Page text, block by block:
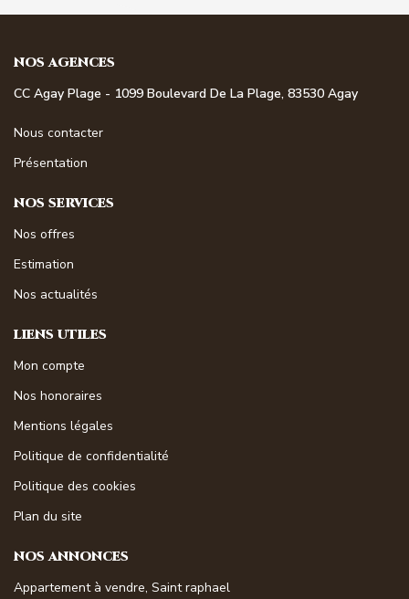
NOS AGENCES
CC Agay Plage - 1099 Boulevard De La Plage, 83530 Agay
Nous contacter
Présentation
NOS SERVICES
Nos offres
Estimation
Nos actualités
LIENS UTILES
Mon compte
Nos honoraires
Mentions légales
Politique de confidentialité
Politique des cookies
Plan du site
NOS ANNONCES
Appartement à vendre, Saint raphael